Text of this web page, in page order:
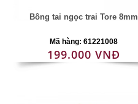
Bông tai ngọc trai Tore 8mm
Mã hàng: 61221008
199.000 VNĐ